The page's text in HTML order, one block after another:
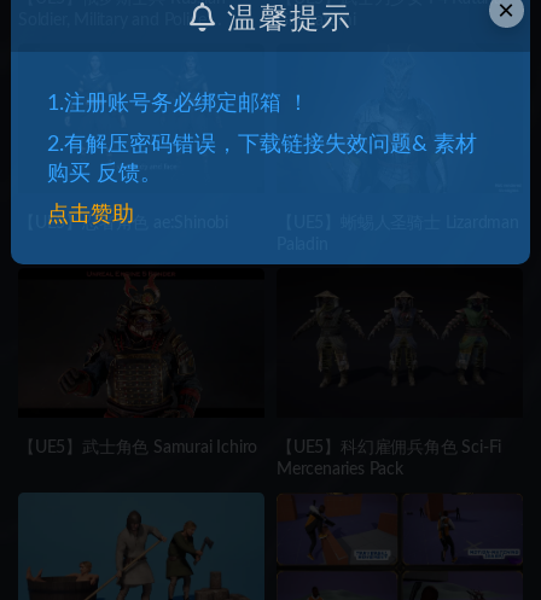
Soldier, Military and Police,
Girl Satomi
【UE5】忍者角色 ae:Shinobi
【UE5】武士角色 Samurai Ichiro
【UE5】科幻雇佣兵角色 Sci-Fi
Mercenaries Pack
×
温馨提示
1.注册账号务必绑定邮箱 ！
2.有解压密码错误，下载链接失效问题& 素材
购买 反馈。
点击赞助